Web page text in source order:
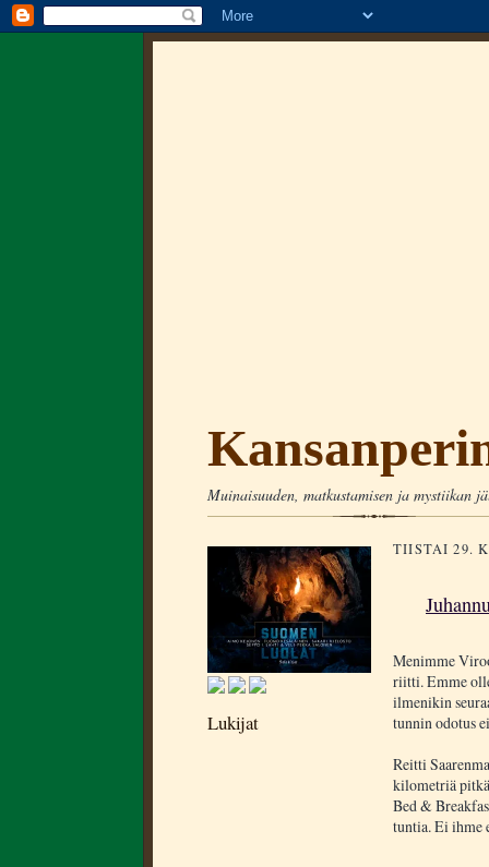
Muinaisuuden, matkustamisen ja mystiikan
Lukijat
TIISTAI 29.
Menimme
riitti. Emme
ilmenikin
tunnin odotus
Reitti
kilometriä
Bed &
tuntia. Ei ihme